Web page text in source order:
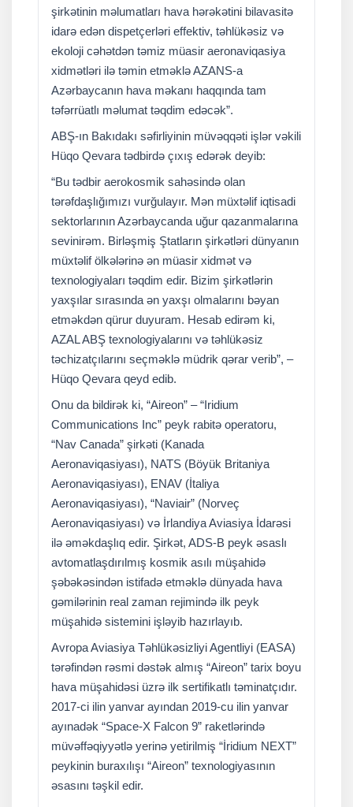
şirkətinin məlumatları hava hərəkətini bilavasitə
idarə edən dispetçerləri effektiv, təhlükəsiz və
ekoloji cəhətdən təmiz müasir aeronaviqasiya
xidmətləri ilə təmin etməklə AZANS-a
Azərbaycanın hava məkanı haqqında tam
təfərrüatlı məlumat təqdim edəcək”.
ABŞ-ın Bakıdakı səfirliyinin müvəqqəti işlər vəkili
Hüqo Qevara tədbirdə çıxış edərək deyib:
“Bu tədbir aerokosmik sahəsində olan
tərəfdaşlığımızı vurğulayır. Mən müxtəlif iqtisadi
sektorlarının Azərbaycanda uğur qazanmalarına
sevinirəm. Birləşmiş Ştatların şirkətləri dünyanın
müxtəlif ölkələrinə ən müasir xidmət və
texnologiyaları təqdim edir. Bizim şirkətlərin
yaxşılar sırasında ən yaxşı olmalarını bəyan
etməkdən qürur duyuram. Hesab edirəm ki,
AZAL ABŞ texnologiyalarını və təhlükəsiz
təchizatçılarını seçməklə müdrik qərar verib”, –
Hüqo Qevara qeyd edib.
Onu da bildirək ki, “Aireon” – “Iridium
Communications Inc” peyk rabitə operatoru,
“Nav Canada” şirkəti (Kanada
Aeronaviqasiyası), NATS (Böyük Britaniya
Aeronaviqasiyası), ENAV (İtaliya
Aeronaviqasiyası), “Naviair” (Norveç
Aeronaviqasiyası) və İrlandiya Aviasiya İdarəsi
ilə əməkdaşlıq edir. Şirkət, ADS-B peyk əsaslı
avtomatlaşdırılmış kosmik asılı müşahidə
şəbəkəsindən istifadə etməklə dünyada hava
gəmilərinin real zaman rejimində ilk peyk
müşahidə sistemini işləyib hazırlayıb.
Avropa Aviasiya Təhlükəsizliyi Agentliyi (EASA)
tərəfindən rəsmi dəstək almış “Aireon” tarix boyu
hava müşahidəsi üzrə ilk sertifikatlı təminatçıdır.
2017-ci ilin yanvar ayından 2019-cu ilin yanvar
ayınadək “Space-X Falcon 9” raketlərində
müvəffəqiyyətlə yerinə yetirilmiş “İridium NEXT”
peykinin buraxılışı “Aireon” texnologiyasının
əsasını təşkil edir.